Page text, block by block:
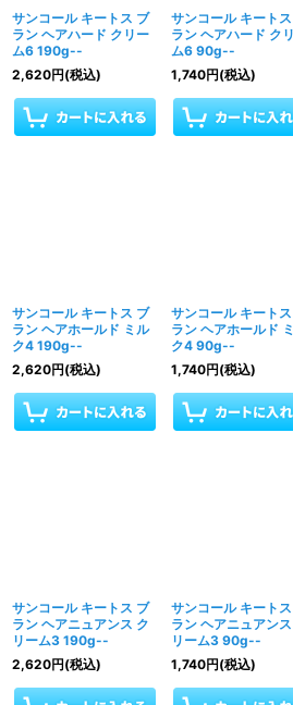
サンコール キートス ブ
ラン ヘアハード クリー
ム6 190g--
2,620円(税込)
サンコール キート
ラン ヘアハード ク
ム6 90g--
1,740円(税込)
サンコール キートス ブ
ラン ヘアホールド ミル
ク4 190g--
2,620円(税込)
サンコール キート
ラン ヘアホールド
ク4 90g--
1,740円(税込)
サンコール キートス ブ
ラン ヘアニュアンス ク
リーム3 190g--
2,620円(税込)
サンコール キート
ラン ヘアニュアン
リーム3 90g--
1,740円(税込)